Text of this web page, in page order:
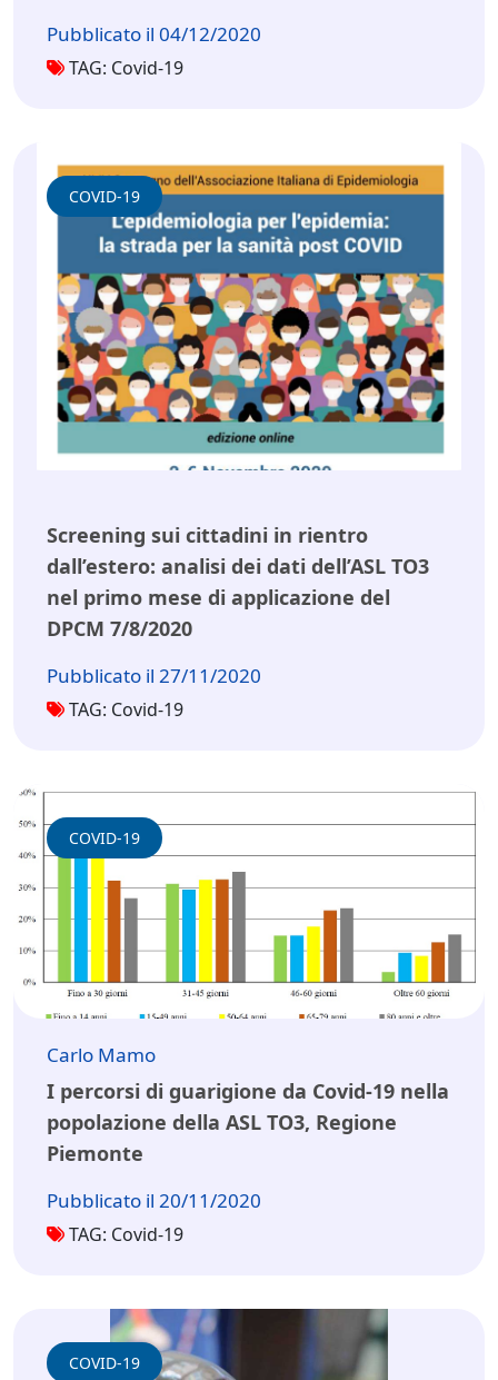
Pubblicato il 04/12/2020
TAG: Covid-19
COVID-19
Screening sui cittadini in rientro
dall’estero: analisi dei dati dell’ASL TO3
nel primo mese di applicazione del
DPCM 7/8/2020
Pubblicato il 27/11/2020
TAG: Covid-19
COVID-19
Carlo Mamo
I percorsi di guarigione da Covid-19 nella
popolazione della ASL TO3, Regione
Piemonte
Pubblicato il 20/11/2020
TAG: Covid-19
COVID-19